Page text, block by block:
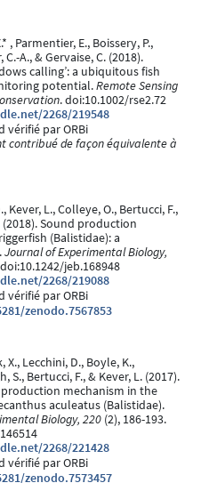
, Parmentier, E., Boissery, P.,
A., & Gervaise, C. (2018).
calling’: a ubiquitous fish
potential.Remote Sensing
. doi:10.1002/rse2.72
2268/219548
vérifié par ORBi
contribué de façon équivalente à
Kever, L., Colleye, O., Bertucci, F.,
(2018). Sound production
(Balistidae): a
Journal of Experimental Biology,
jeb.168948
2268/219088
vérifié par ORBi
zenodo.7567853
X., Lecchini, D., Boyle, K.,
S., Bertucci, F., & Kever, L. (2017).
mechanism in the
aculeatus (Balistidae).
Biology, 220 (2), 186-193.
2268/221428
vérifié par ORBi
zenodo.7573457